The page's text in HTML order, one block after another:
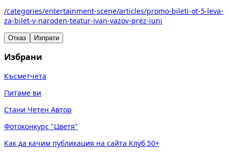
/categories/entertainment-scene/articles/promo-bileti-ot-5-leva-
za-bilet-v-naroden-teatur-ivan-vazov-prez-iuni
Отказ Изпрати
Избрани
Късметчета
Питаме ви
Стани Четен Автор
Фотоконкурс "Цветя"
Как да качим публикация на сайта Клуб 50+